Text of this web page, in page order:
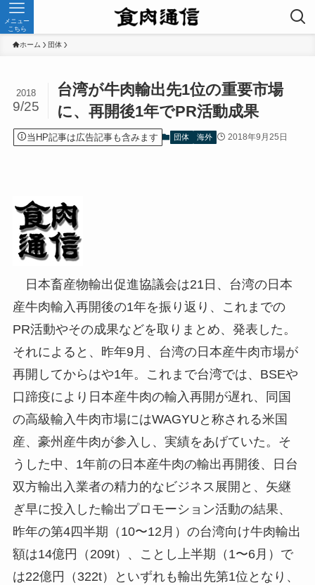
メニュー
こちら
ホーム 団体
台湾が牛肉輸出先1位の重要市場
に、再開後1年でPR活動成果
2018
9/25
当HP記事は広告記事も含みます 団体 海外 2018年9月25日
日本畜産物輸出促進協議会は21日、台湾の日本
産牛肉輸入再開後の1年を振り返り、これまでの
PR活動やその成果などを取りまとめ、発表した。
それによると、昨年9月、台湾の日本産牛肉市場が
再開してからはや1年。これまで台湾では、BSEや
口蹄疫により日本産牛肉の輸入再開が遅れ、同国
の高級輸入牛肉市場にはWAGYUと称される米国
産、豪州産牛肉が参入し、実績をあげていた。そ
うした中、1年前の日本産牛肉の輸出再開後、日台
双方輸出入業者の精力的なビジネス展開と、矢継
ぎ早に投入した輸出プロモーション活動の結果、
昨年の第4四半期（10〜12月）の台湾向け牛肉輸出
額は14億円（209t）、ことし上半期（1〜6月）で
は22億円（322t）といずれも輸出先第1位となり、